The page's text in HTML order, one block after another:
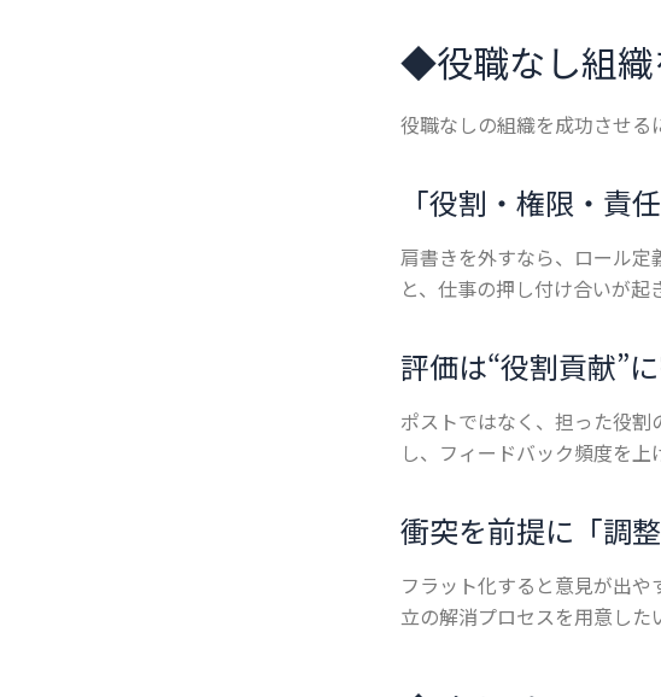
◆役職なし組
役職なしの組織を成功させる
「役割・権限・責
肩書きを外すなら、ロール
と、仕事の押し付け合いが起
評価は“役割貢献”
ポストではなく、担った役
し、フィードバック頻度を上
衝突を前提に「調
フラット化すると意見が出
立の解消プロセスを用意した